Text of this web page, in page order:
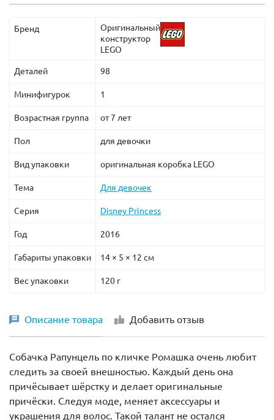
Бренд
Оригинальный
конструктор
LEGO
Деталей 98
Минифигурок 1
Возрастная группа от 7 лет
Пол для девочки
Вид упаковки оригинальная коробка LEGO
Тема Для девочек
Серия Disney Princess
Год 2016
Габариты упаковки 14 × 5 × 12 см
Вес упаковки 120 г
Описание товара Добавить отзыв
Собачка Рапунцель по кличке Ромашка очень любит
следить за своей внешностью. Каждый день она
причёсывает шёрстку и делает оригинальные
причёски. Следуя моде, меняет аксессуары и
украшения для волос. Такой талант не остался